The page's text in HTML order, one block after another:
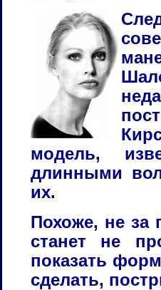
модель,
длинными
их.
Похоже, не за
станет не
показать
сделать,